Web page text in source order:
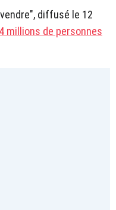
diffusé le 12
millions de personnes